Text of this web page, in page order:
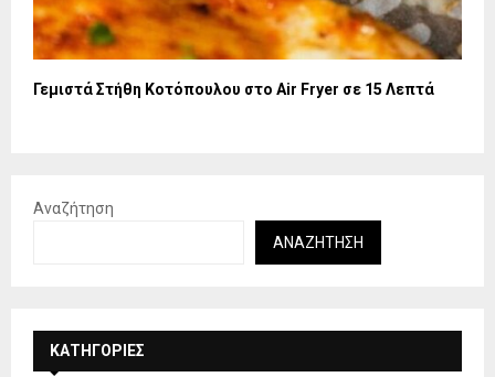
Γεμιστά Στήθη Κοτόπουλου στο Air Fryer σε 15 Λεπτά
Αναζήτηση
ΑΝΑΖΉΤΗΣΗ
KΑΤΗΓΟΡΊΕΣ